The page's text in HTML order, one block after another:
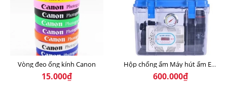
Vòng đeo ống kính Canon
15.000₫
Hộp chống ẩm Máy hút ẩm EIRMA (combo kèm máy hút ẩm)
600.000₫